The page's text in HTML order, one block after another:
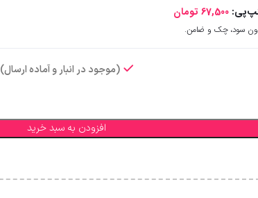
67,500 تومان
(موجود در انبار و آماده ارسال)
افزودن به سبد خرید